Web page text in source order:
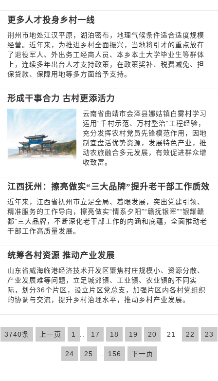
更多人才投身乡村一线
荆州市地处江汉平原，湖泊密布，地理气候条件适合适度规模
经营。近年来，为推进乡村全面振兴，当地将引才的重点放在
了退役军人、外出务工经商人员、本乡本土大学毕业生等群体
上，连续多年出台人才支持政策，在政策奖补、税费减免、担
保贷款、保障用地等多方面给予支持。
形成干事合力 古村更添活力
云南省曲靖市会泽县娜姑镇白雾村学习
运用“千村示范、万村整治”工程经验，
充分发挥农村党员先锋模范作用，因地
制宜盘活优势资源，发展特色产业，推
动农旅融合多元发展，有效促进群众增
收致富。
江西抚州：擦亮做实“三大品牌”提升老干部工作质效
近年来，江西省抚州市立足全局、着眼发展，突出党建引领、
精准服务的工作导向，擦亮做实“情系夕阳”“赣抚银晖”“银耀赣
鄱”三大品牌，不断深化老干部工作的内涵和底蕴，全面推动老
干部工作高质量发展。
统筹各村资源 推动产业发展
山东省威海临港经济技术开发区聚焦村庄规模小、资源分散、
产业发展难等问题，立足城郊镇、工业镇、农业镇的不同实
际，划分36个片区，设立片区党总支，加强片区内各村党组织
的协调与交流，提升乡村治理水平，推动乡村产业发展。
3740条 上一页 1 17 18 19 20 21 22 23
24 25 156 下一页